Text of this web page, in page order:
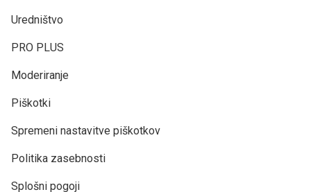
Uredništvo
PRO PLUS
Moderiranje
Piškotki
Spremeni nastavitve piškotkov
Politika zasebnosti
Splošni pogoji